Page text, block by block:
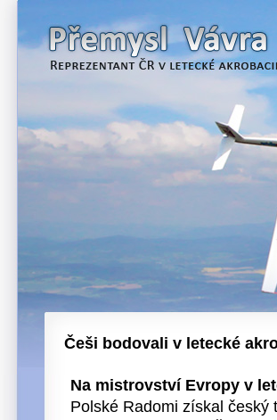
Češi bodovali v letecké
Na mistrovství Evropy v
Polské Radomi získal český